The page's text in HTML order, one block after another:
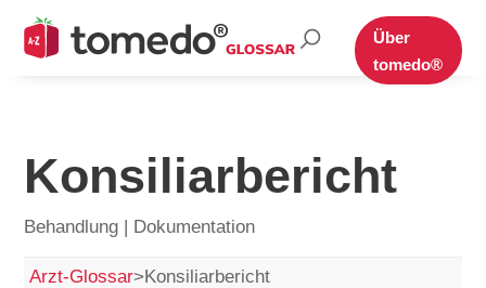
Suche
nach:
Über
tomedo®
Konsiliarbericht
Behandlung | Dokumentation
Arzt-Glossar>Konsiliarbericht